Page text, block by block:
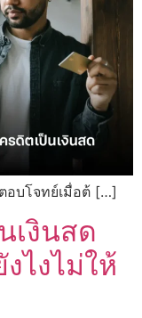
อบโจทย์เมื่อต้ […]
เงินสด
ไงไม่ให้